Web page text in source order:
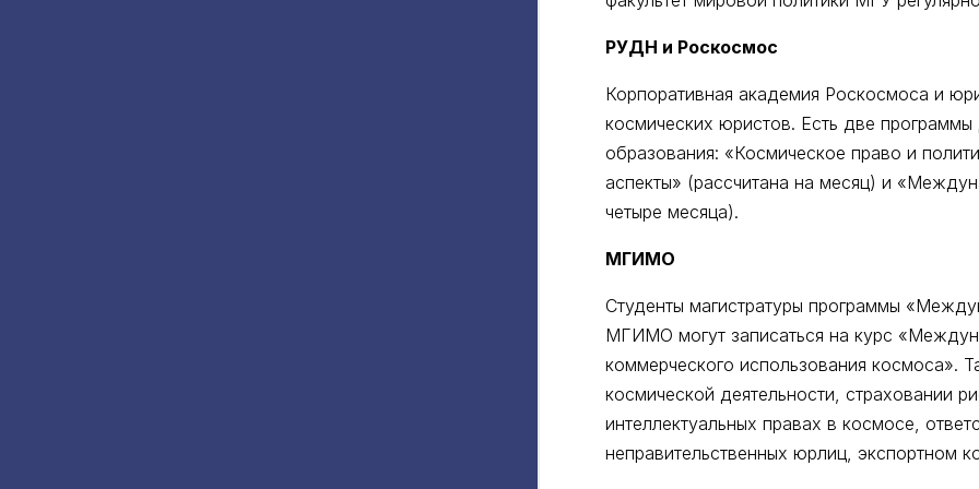
РУДН и Роскосмос
Корпоративная академия Роскосмоса и
космических юристов. Есть две
образования: «Космическое право и
аспекты» (рассчитана на месяц) и
четыре месяца).
МГИМО
Студенты магистратуры программы
МГИМО могут записаться на курс
коммерческого использования космоса».
космической деятельности, страховании
интеллектуальных правах в космосе,
неправительственных юрлиц, экспортном